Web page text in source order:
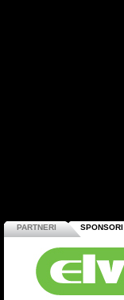
PARTNERI SPONSORI